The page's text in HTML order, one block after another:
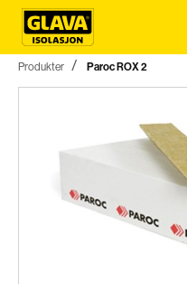
Produkter Paroc ROX 2